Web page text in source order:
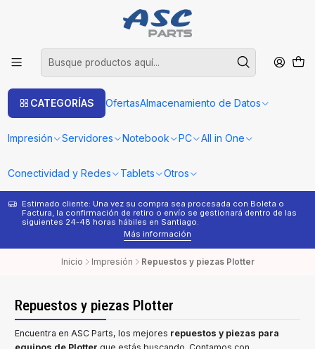
CATEGORÍAS OfertasAlmacenamiento de Datos
Impresión Servidores Notebook PC All in One
Conectividad y Redes Tablets Otros
Estimado cliente: Una vez su compra sea procesada con Boleta o
Factura, la confirmación de retiro o envío se gestionará dentro de las
siguientes 24-48 horas hábiles en Santiago.
Más información
Inicio Impresión Repuestos y piezas Plotter
Repuestos y piezas Plotter
Encuentra en ASC Parts, los mejores repuestos y piezas para